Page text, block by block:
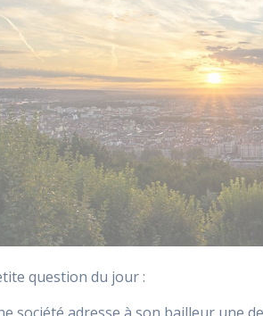
question du jour :